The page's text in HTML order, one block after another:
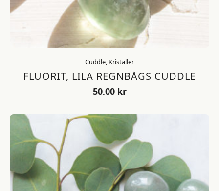
Cuddle, Kristaller
FLUORIT, LILA REGNBÅGS CUDDLE
50,00 kr